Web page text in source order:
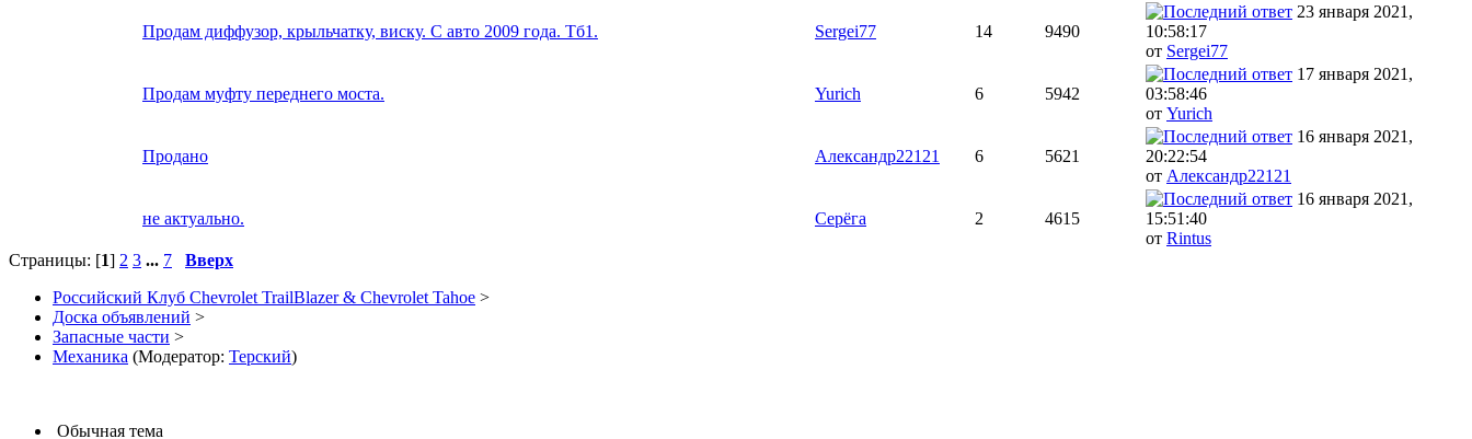
Продам диффузор, крыльчатку, виску. С авто 2009 года. Тб1. Sergei77 14 9490
23 января 2021,
10:58:17
от Sergei77
Продам муфту переднего моста. Yurich 6 5942
17 января 2021,
03:58:46
от Yurich
Продано Александр22121 6 5621
16 января 2021,
20:22:54
от Александр22121
не актуально. Серёга 2 4615
16 января 2021,
15:51:40
от Rintus
Страницы: [1] 2 3 ... 7
Вверх
Российский Клуб Chevrolet TrailBlazer & Chevrolet Tahoe >
Доска объявлений >
Запасные части >
Механика (Модератор: Терский)
Обычная тема